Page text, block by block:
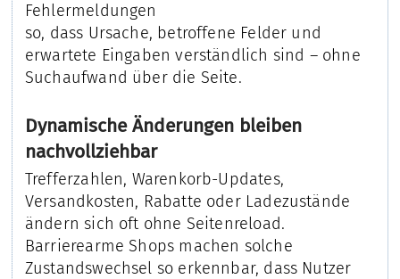
Fehlermeldungen
so, dass Ursache, betroffene Felder und
erwartete Eingaben verständlich sind – ohne
Suchaufwand über die Seite.
Dynamische Änderungen bleiben
nachvollziehbar
Trefferzahlen, Warenkorb-Updates,
Versandkosten, Rabatte oder Ladezustände
ändern sich oft ohne Seitenreload.
Barrierearme Shops machen solche
Zustandswechsel so erkennbar, dass Nutzer